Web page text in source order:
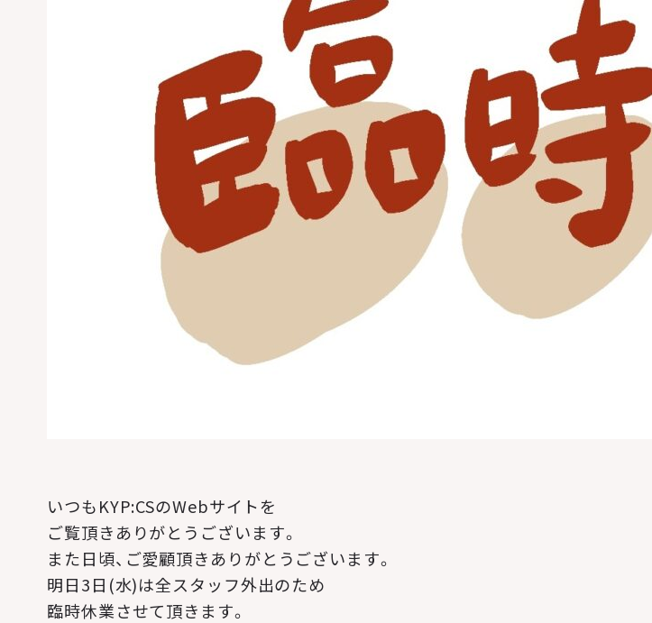
いつもKYP:CSのWebサイトを
ご覧頂きありがとうございます。
また日頃、ご愛顧頂きありがとうございます。
明日3日(水)は全スタッフ外出のため
臨時休業させて頂きます。